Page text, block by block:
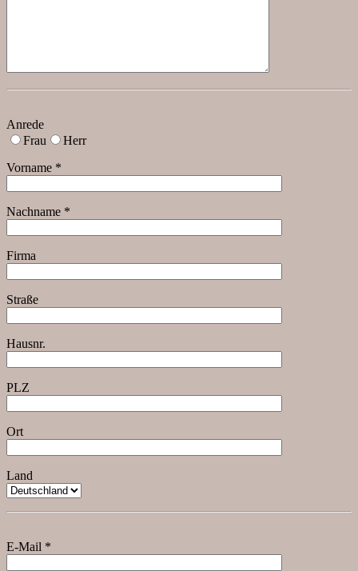
Anrede
Frau
Herr
Vorname *
Nachname *
Firma
Straße
Hausnr.
PLZ
Ort
Land
E-Mail *